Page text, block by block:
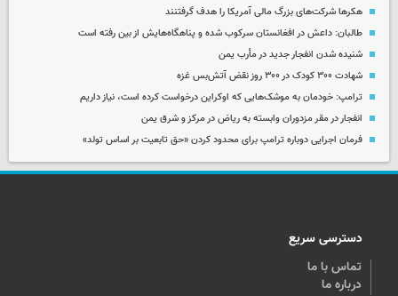
هکرها شرکت‌های بزرگ مالی آمریکا را هدف گرفتنند
طالبان: داعش در افغانستان سرکوب شده و پناهگاه‌هایش از بین رفته است
شنیده شدن انفجار جدید در مأرب یمن
شهادت ۳۰۰ کودک در ۳۰۰ روز نقض آتش‌بس غزه
ترامپ: خودمان به موشک‌هایی که اوکراین درخواست کرده است، نیاز داریم
انفجار در مقر مزدوران وابسته به ریاض در مرکز و شرق یمن
فرمان اجرایی دوباره ترامپ برای محدود کردن «حق تابعیت بر اساس تولد»
دسترسی سریع
تماس با ما
درباره ما